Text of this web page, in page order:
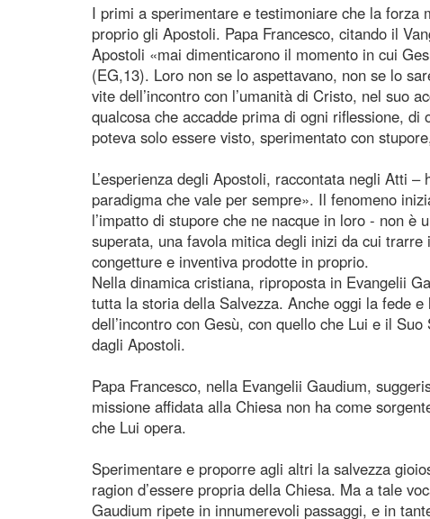
I primi a sperimentare e testimoniare che la forza
proprio gli Apostoli. Papa Francesco, citando il
Apostoli «mai dimenticarono il momento in cui
(EG,13). Loro non se lo aspettavano, non se lo
vite dell’incontro con l’umanità di Cristo, nel suo
qualcosa che accadde prima di ogni riflessione,
poteva solo essere visto, sperimentato con
L’esperienza degli Apostoli, raccontata negli Atti
paradigma che vale per sempre». Il fenomeno
l’impatto di stupore che ne nacque in loro - non è
superata, una favola mitica degli inizi da cui
congetture e inventiva prodotte in proprio.
Nella dinamica cristiana, riproposta in Evangelii
tutta la storia della Salvezza. Anche oggi la fede
dell’incontro con Gesù, con quello che Lui e il
dagli Apostoli.
Papa Francesco, nella Evangelii Gaudium,
missione affidata alla Chiesa non ha come
che Lui opera.
Sperimentare e proporre agli altri la salvezza
ragion d’essere propria della Chiesa. Ma a tale
Gaudium ripete in innumerevoli passaggi, e in